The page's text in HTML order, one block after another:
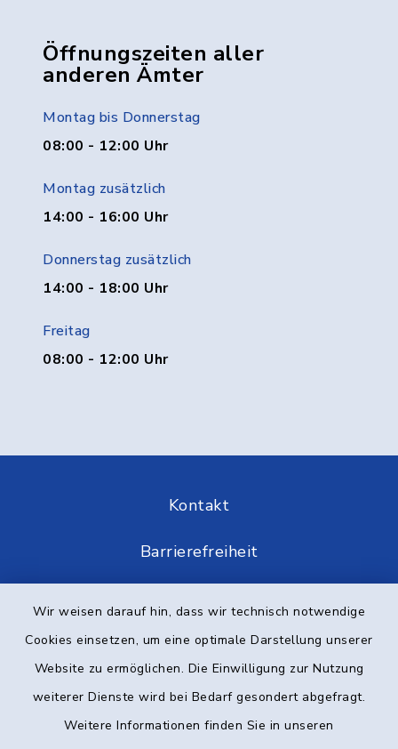
Wir weisen darauf hin, dass wir technisch notwendige
Cookies einsetzen, um eine optimale Darstellung unserer
Website zu ermöglichen. Die Einwilligung zur Nutzung
weiterer Dienste wird bei Bedarf gesondert abgefragt.
Weitere Informationen finden Sie in unseren
Öffnungszeiten aller
anderen Ämter
Montag bis Donnerstag
08:00 - 12:00 Uhr
Montag zusätzlich
14:00 - 16:00 Uhr
Donnerstag zusätzlich
14:00 - 18:00 Uhr
Freitag
08:00 - 12:00 Uhr
Kontakt
Barrierefreiheit
Impressum
Elektronische Kommunikation
Sitemap